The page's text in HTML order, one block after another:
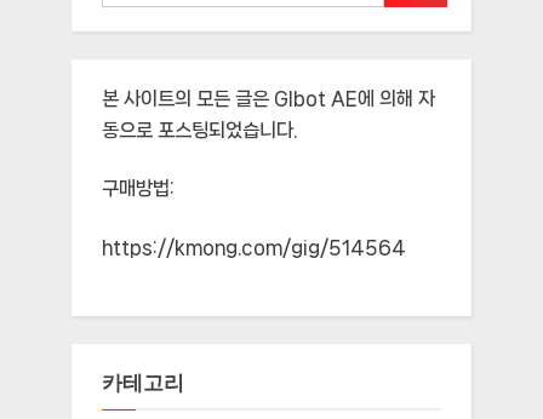
본 사이트의 모든 글은 Glbot AE에 의해 자
동으로 포스팅되었습니다.
구매방법:
https://kmong.com/gig/514564
카테고리